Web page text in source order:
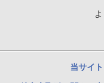
当サイ